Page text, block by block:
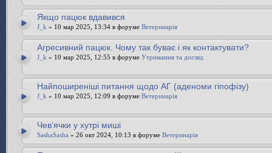
Якщо пацюк вдавився
J_k » 10 мар 2025, 13:34 в форуме Ветеринарія
Агресивний пацюк. Чому так буває і як контактувати?
J_k » 10 мар 2025, 12:55 в форуме Утримання та догляд
Найпоширеніші питання щодо АГ (аденоми гіпофізу)
J_k » 10 мар 2025, 12:09 в форуме Ветеринарія
Чевʼячки у хутрі миші
SashaSasha » 26 окт 2024, 10:13 в форуме Ветеринарія